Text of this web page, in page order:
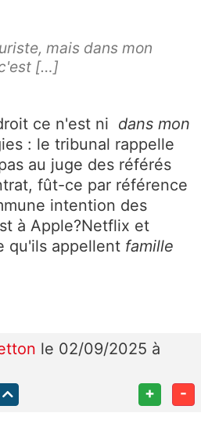
mais dans mon
[…]
ce n'est ni dans mon
: le tribunal rappelle
au juge des référés
fût-ce par référence
intention des
à Apple?Netflix et
qu'ils appellent famille
le 02/09/2025 à
+ -